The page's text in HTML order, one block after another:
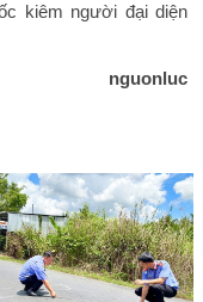
kiêm người đại diện
nguonluc